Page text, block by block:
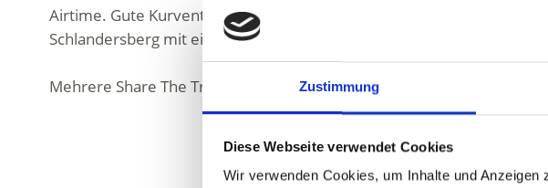
Zustimmung
Diese Webseite verwendet Cookies
Wir verwenden Cookies, um Inhalte und
Airtime. Gute Kurventechnik und Hinterradversetzen in engen
Schlandersberg mit ein paar Extrametern.
Mehrere Share The Trail Passagen sind markiert. Der restliche 14er